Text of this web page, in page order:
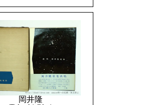
岡井隆